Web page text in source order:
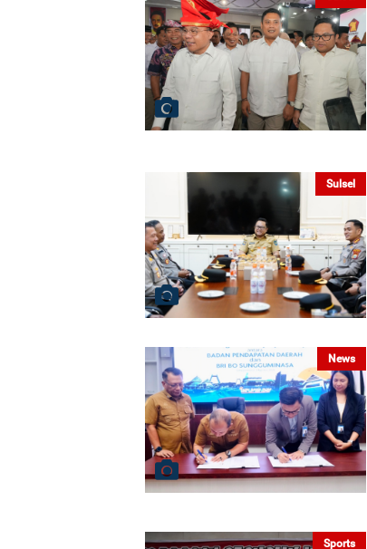
Sulsel
News
Sports